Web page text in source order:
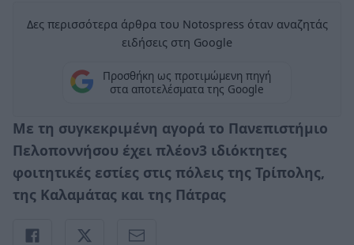
Δες περισσότερα άρθρα του Notospress όταν αναζητάς
ειδήσεις στη Google
Προσθήκη ως προτιμώμενη πηγή
στα αποτελέσματα της Google
Με τη συγκεκριμένη αγορά το Πανεπιστήμιο
Πελοποννήσου έχει πλέον3 ιδιόκτητες
φοιτητικές εστίες στις πόλεις της Τρίπολης,
της Καλαμάτας και της Πάτρας